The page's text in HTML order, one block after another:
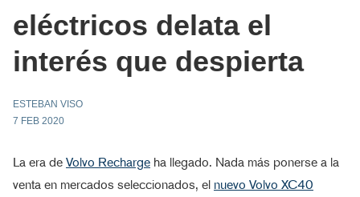
eléctricos delata el
interés que despierta
ESTEBAN VISO
7 FEB 2020
La era de Volvo Recharge ha llegado. Nada más ponerse a la
venta en mercados seleccionados, el nuevo Volvo XC40